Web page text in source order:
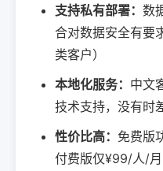
支持私有部署： 数
合对数据安全有要
类客户）
本地化服务： 中文
技术支持，没有时
性价比高： 免费版
付费版仅¥99/人/